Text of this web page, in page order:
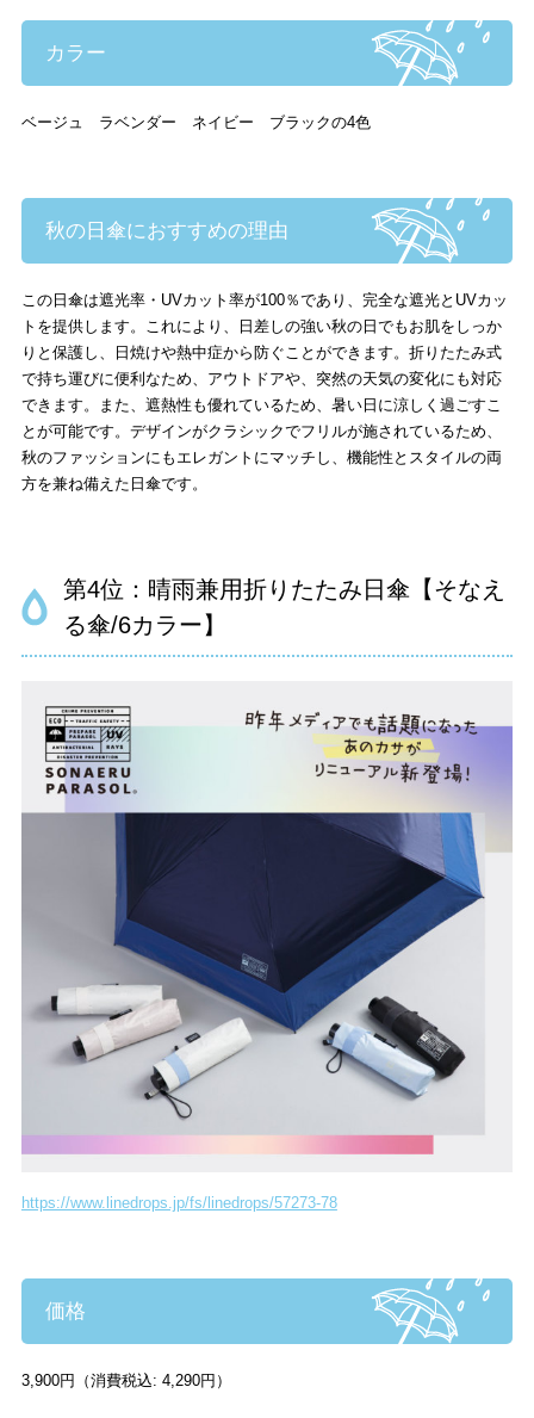
カラー
ベージュ ラベンダー ネイビー ブラックの4色
秋の日傘におすすめの理由
この日傘は遮光率・UVカット率が100％であり、完全な遮光とUVカッ
トを提供します。これにより、日差しの強い秋の日でもお肌をしっか
りと保護し、日焼けや熱中症から防ぐことができます。折りたたみ式
で持ち運びに便利なため、アウトドアや、突然の天気の変化にも対応
できます。また、遮熱性も優れているため、暑い日に涼しく過ごすこ
とが可能です。デザインがクラシックでフリルが施されているため、
秋のファッションにもエレガントにマッチし、機能性とスタイルの両
方を兼ね備えた日傘です。
第4位：晴雨兼用折りたたみ日傘【そなえ
る傘/6カラー】
https://www.linedrops.jp/fs/linedrops/57273-78
価格
3,900円（消費税込: 4,290円）